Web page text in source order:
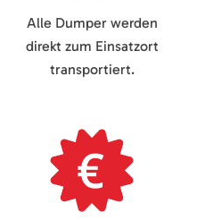
Alle Dumper werden
direkt zum Einsatzort
transportiert.